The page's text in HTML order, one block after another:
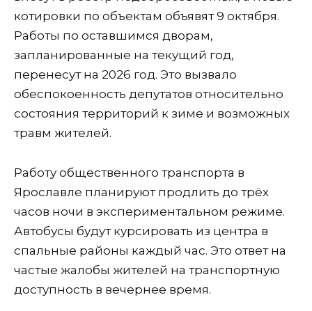
котировки по объектам объявят 9 октября.
Работы по оставшимся дворам,
запланированные на текущий год,
перенесут на 2026 год. Это вызвало
обеспокоенность депутатов относительно
состояния территорий к зиме и возможных
травм жителей.
Работу общественного транспорта в
Ярославле планируют продлить до трёх
часов ночи в экспериментальном режиме.
Автобусы будут курсировать из центра в
спальные районы каждый час. Это ответ на
частые жалобы жителей на транспортную
доступность в вечернее время.